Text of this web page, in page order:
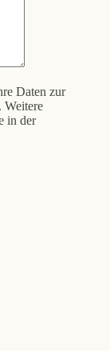
Daten zur
Weitere
in der